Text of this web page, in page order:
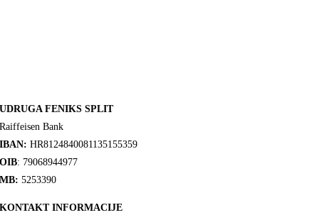
UDRUGA FENIKS SPLIT
Raiffeisen Bank
IBAN: HR8124840081135155359
OIB: 79068944977
MB: 5253390
KONTAKT INFORMACIJE